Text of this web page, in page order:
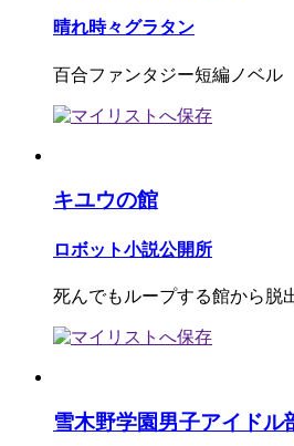
晴れ時々グラタン
百合ファンタジー短編ノベル
キユウの館
ロボット小説公開所
死んでもループする館から脱
雪木野学園男子アイドル